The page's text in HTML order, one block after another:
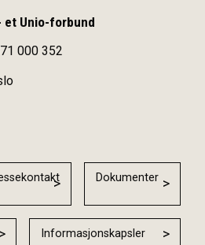
et Unio-forbund
000 352
Dokumenter
Informasjonskapsler